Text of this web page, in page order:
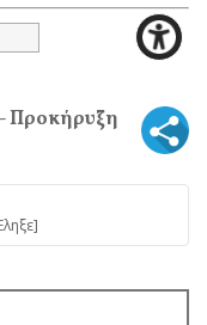
Προκήρυξη